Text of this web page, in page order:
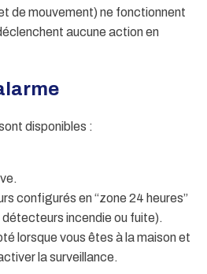
de mouvement) ne fonctionnent
aucune action en
disponibles :
configurés en “zone 24 heures”
incendie ou fuite).
lorsque vous êtes à la maison et
la surveillance.